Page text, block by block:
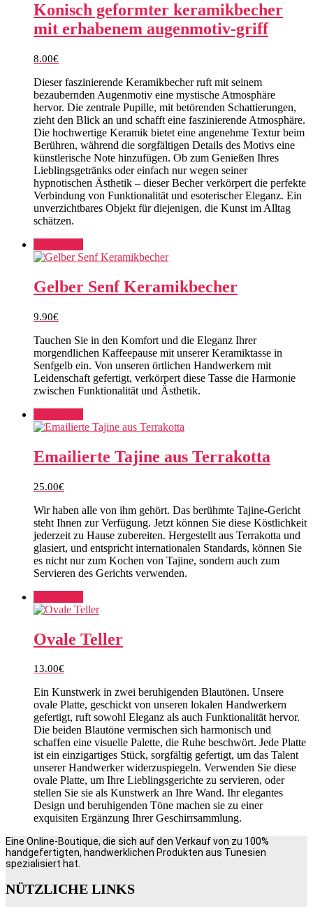
Konisch geformter keramikbecher
mit erhabenem augenmotiv-griff
8.00€
Dieser faszinierende Keramikbecher ruft mit seinem
bezaubernden Augenmotiv eine mystische Atmosphäre
hervor. Die zentrale Pupille, mit betörenden Schattierungen,
zieht den Blick an und schafft eine faszinierende Atmosphäre.
Die hochwertige Keramik bietet eine angenehme Textur beim
Berühren, während die sorgfältigen Details des Motivs eine
künstlerische Note hinzufügen. Ob zum Genießen Ihres
Lieblingsgetränks oder einfach nur wegen seiner
hypnotischen Ästhetik – dieser Becher verkörpert die perfekte
Verbindung von Funktionalität und esoterischer Eleganz. Ein
unverzichtbares Objekt für diejenigen, die Kunst im Alltag
schätzen.
Gelber Senf Keramikbecher
9.90€
Tauchen Sie in den Komfort und die Eleganz Ihrer
morgendlichen Kaffeepause mit unserer Keramiktasse in
Senfgelb ein. Von unseren örtlichen Handwerkern mit
Leidenschaft gefertigt, verkörpert diese Tasse die Harmonie
zwischen Funktionalität und Ästhetik.
Emailierte Tajine aus Terrakotta
25.00€
Wir haben alle von ihm gehört. Das berühmte Tajine-Gericht
steht Ihnen zur Verfügung. Jetzt können Sie diese Köstlichkeit
jederzeit zu Hause zubereiten. Hergestellt aus Terrakotta und
glasiert, und entspricht internationalen Standards, können Sie
es nicht nur zum Kochen von Tajine, sondern auch zum
Servieren des Gerichts verwenden.
Ovale Teller
13.00€
Ein Kunstwerk in zwei beruhigenden Blautönen. Unsere
ovale Platte, geschickt von unseren lokalen Handwerkern
gefertigt, ruft sowohl Eleganz als auch Funktionalität hervor.
Die beiden Blautöne vermischen sich harmonisch und
schaffen eine visuelle Palette, die Ruhe beschwört. Jede Platte
ist ein einzigartiges Stück, sorgfältig gefertigt, um das Talent
unserer Handwerker widerzuspiegeln. Verwenden Sie diese
ovale Platte, um Ihre Lieblingsgerichte zu servieren, oder
stellen Sie sie als Kunstwerk an Ihre Wand. Ihr elegantes
Design und beruhigenden Töne machen sie zu einer
exquisiten Ergänzung Ihrer Geschirrsammlung.
Eine Online-Boutique, die sich auf den Verkauf von zu 100%
handgefertigten, handwerklichen Produkten aus Tunesien
spezialisiert hat.
NÜTZLICHE LINKS